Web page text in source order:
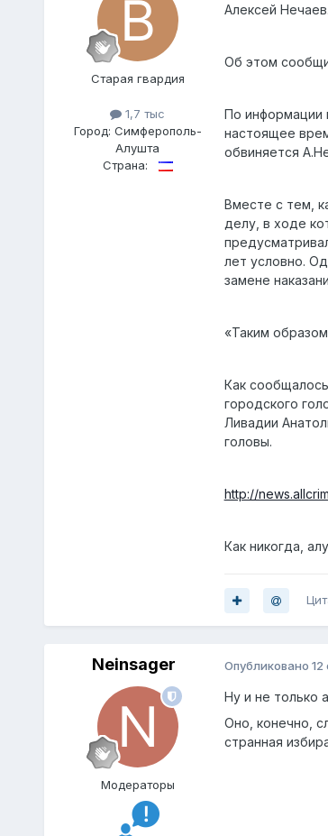
Старая гвардия
1,7 тыс
Город: Симферополь-
Алушта
Страна:
Алексей Нечаев.
Об этом
По информации
настоящее
обвиняется
Вместе с тем,
делу, в ходе
лет условно.
замене
«Таким
Как
городского
Ливадии
головы.
http://
Как никогда,
Neinsager
Модераторы
Опубликовано 12
Ну и не только
Оно, конечно,
странная